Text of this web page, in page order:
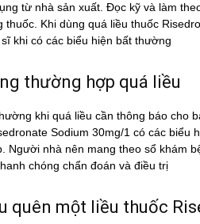
từ nhà sản xuất. Đọc kỹ và làm
Khi dùng quá liều thuốc
khi có các biểu hiện bất thường
thường hợp quá liều
khi quá liều cần thông báo cho
Sodium 30mg/1 có các biểu
Người nhà nên mang theo sổ khám
chóng chẩn đoán và điều trị
quên một liều thuốc